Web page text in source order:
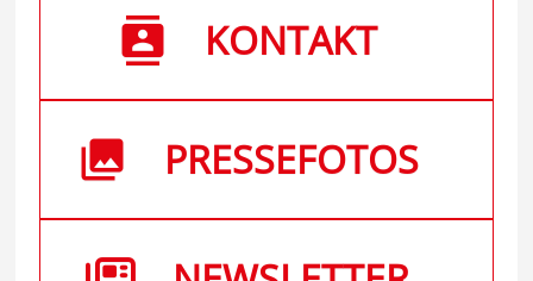
KONTAKT
PRESSEFOTOS